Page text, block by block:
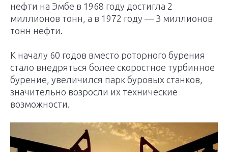
нефти на Эмбе в 1968 году достигла 2
миллионов тонн, а в 1972 году — 3 миллионов
тонн нефти.
К началу 60 годов вместо роторного бурения
стало внедряться более скоростное турбинное
бурение, увеличился парк буровых станков,
значительно возросли их технические
возможности.